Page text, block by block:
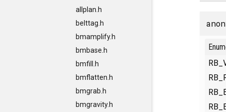
allplan.h
belttag.h
bmamplify.h
bmbase.h
bmfill.h
bmflatten.h
bmgrab.h
bmgravity.h